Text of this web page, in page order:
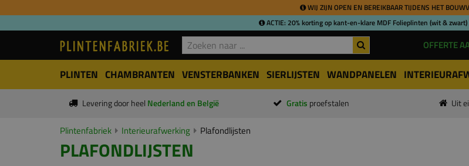
WIJ ZIJN OPEN EN BEREIKBAAR TIJDENS HET
ACTIE: 20% korting op kant-en-klare MDF Folieplinten (wit &
OFFERTE
PLINTEN CHAMBRANTEN VENSTERBANKEN SIERLIJSTEN WANDPANELEN
Levering door heel Nederland en België Gratis proefstalen Uit
Plintenfabriek Interieurafwerking Plafondlijsten
PLAFONDLIJSTEN